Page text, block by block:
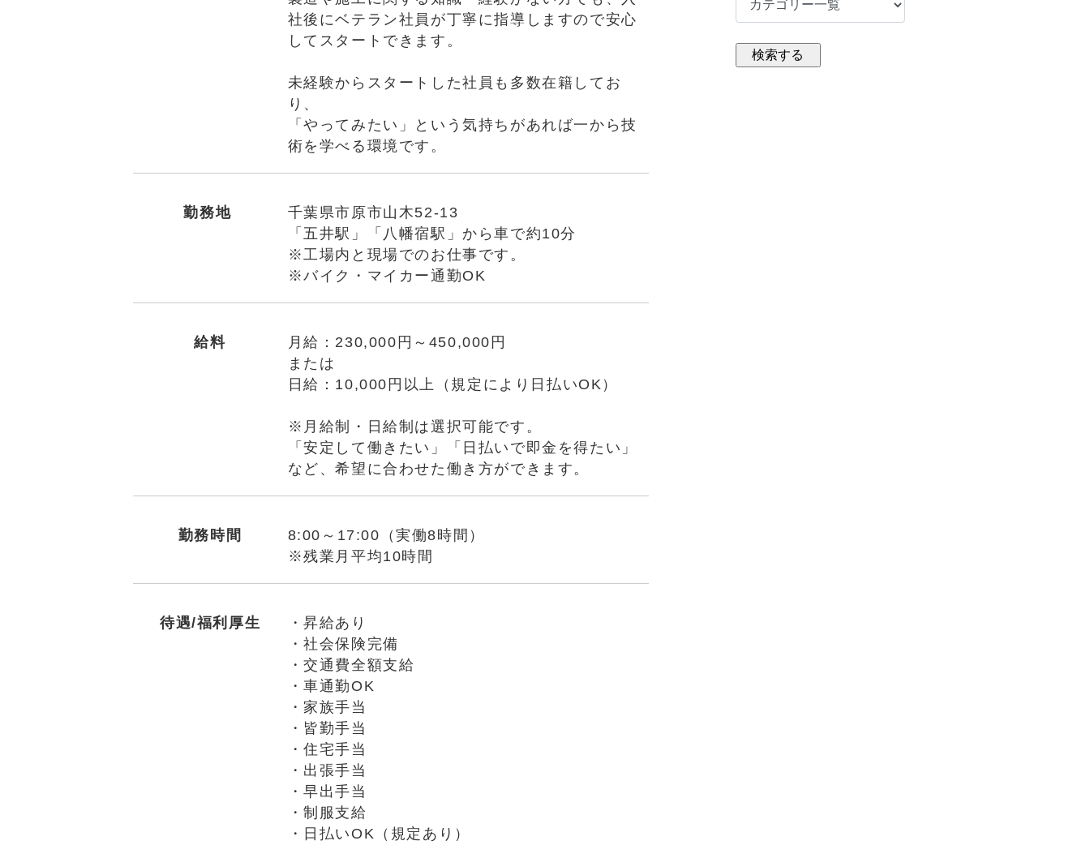
社後にベテラン社員が丁寧に指導しますので安心
してスタートできます。
未経験からスタートした社員も多数在籍してお
り、
「やってみたい」という気持ちがあれば一から技
術を学べる環境です。
勤務地
千葉県市原市山木52-13
「五井駅」「八幡宿駅」から車で約10分
※工場内と現場でのお仕事です。
※バイク・マイカー通勤OK
給料
月給：230,000円～450,000円
または
日給：10,000円以上（規定により日払いOK）
※月給制・日給制は選択可能です。
「安定して働きたい」「日払いで即金を得たい」
など、希望に合わせた働き方ができます。
勤務時間
8:00～17:00（実働8時間）
※残業月平均10時間
待遇/福利厚生
・昇給あり
・社会保険完備
・交通費全額支給
・車通勤OK
・家族手当
・皆勤手当
・住宅手当
・出張手当
・早出手当
・制服支給
・日払いOK（規定あり）